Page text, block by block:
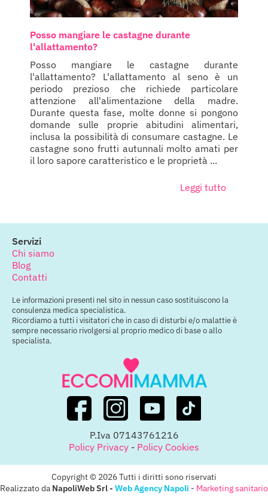
Posso mangiare le castagne durante
l'allattamento?
Posso mangiare le castagne durante
l'allattamento? L'allattamento al seno è un
periodo prezioso che richiede particolare
attenzione all'alimentazione della madre.
Durante questa fase, molte donne si pongono
domande sulle proprie abitudini alimentari,
inclusa la possibilità di consumare castagne. Le
castagne sono frutti autunnali molto amati per
il loro sapore caratteristico e le proprietà ...
Leggi tutto
Servizi
Chi siamo
Blog
Contatti
Le informazioni presenti nel sito in nessun caso sostituiscono la
consulenza medica specialistica.
Ricordiamo a tutti i visitatori che in caso di disturbi e/o malattie è
sempre necessario rivolgersi al proprio medico di base o allo
specialista.
P.Iva 07143761216
Policy Privacy - Policy Cookies
Copyright © 2026 Tutti i diritti sono riservati
Realizzato da NapoliWeb Srl - Web Agency Napoli - Marketing sanitario